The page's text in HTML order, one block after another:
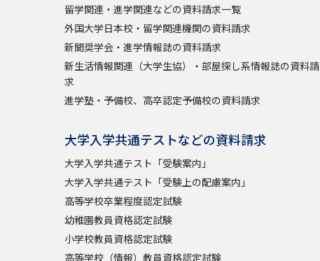
留学関連・進学関連などの資料請求一覧
外国大学日本校・留学関連機関の資料請求
新聞奨学会・進学情報誌の資料請求
新生活情報関連（大学生協）・部屋探し系情報誌の資料請
求
進学塾・予備校、高卒認定予備校の資料請求
大学入学共通テストなどの資料請求
大学入学共通テスト「受験案内」
大学入学共通テスト「受験上の配慮案内」
高等学校卒業程度認定試験
幼稚園教員資格認定試験
小学校教員資格認定試験
高等学校（情報）教員資格認定試験